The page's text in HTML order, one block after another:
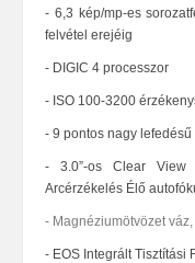
- 6,3 kép/mp-es
felvétel erejéig
- DIGIC 4 processzor
- ISO 100-3200
- 9 pontos nagy lefedésű
-3.0”-os Clear
Arcérzékelés Élő
- Magnéziumötvözet váz,
- EOS Integrált Tisztítási